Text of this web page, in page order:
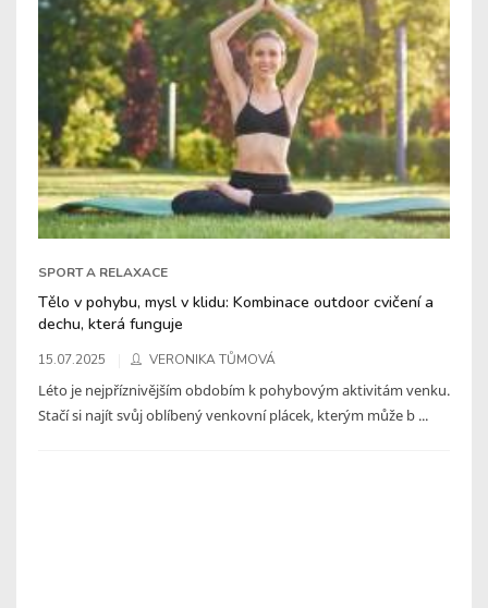
SPORT A RELAXACE
Tělo v pohybu, mysl v klidu: Kombinace outdoor cvičení a
dechu, která funguje
15.07.2025 VERONIKA TŮMOVÁ
Léto je nejpříznivějším obdobím k pohybovým aktivitám venku.
Stačí si najít svůj oblíbený venkovní plácek, kterým může b ...